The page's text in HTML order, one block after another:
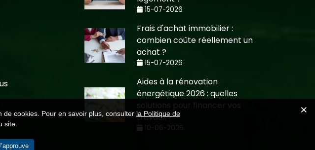
15-07-2026
Frais d'achat immobilier :
combien coûte réellement un
achat ?
15-07-2026
Aides à la rénovation
énergétique 2026 : quelles
solutions pour financer vos
travaux ?
10-06-2026
de cookies. Pour en savoir plus, consulter la Politique de
site.